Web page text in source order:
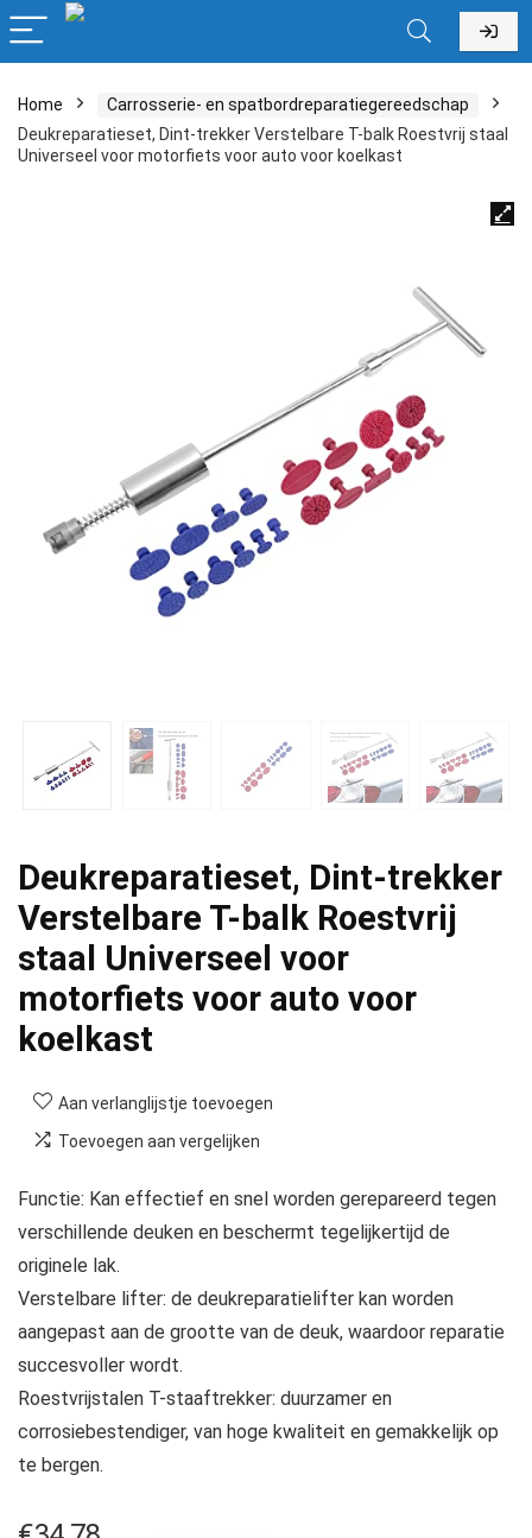
Home
Carrosserie- en spatbordreparatiegereedschap
Deukreparatieset, Dint-trekker Verstelbare T-balk Roestvrij staal
Universeel voor motorfiets voor auto voor koelkast
Deukreparatieset, Dint-trekker
Verstelbare T-balk Roestvrij
staal Universeel voor
motorfiets voor auto voor
koelkast
Aan verlanglijstje toevoegen
Toevoegen aan vergelijken
Functie: Kan effectief en snel worden gerepareerd tegen
verschillende deuken en beschermt tegelijkertijd de
originele lak.
Verstelbare lifter: de deukreparatielifter kan worden
aangepast aan de grootte van de deuk, waardoor reparatie
succesvoller wordt.
Roestvrijstalen T-staaftrekker: duurzamer en
corrosiebestendiger, van hoge kwaliteit en gemakkelijk op
te bergen.